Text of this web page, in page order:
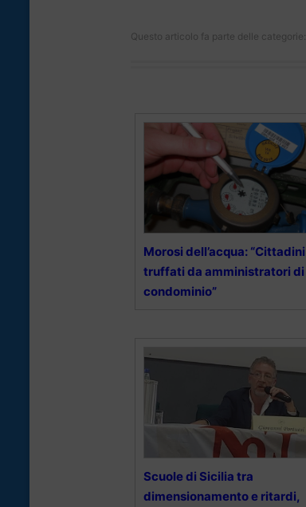
Questo articolo fa parte delle categorie:
Morosi dell’acqua: “Cittadini
truffati da amministratori di
condominio”
Scuole di Sicilia tra
dimensionamento e ritardi,